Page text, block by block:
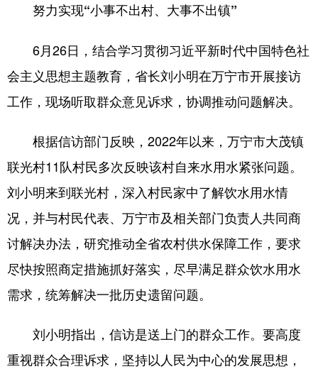
努力实现“小事不出村、大事不出镇”
6月26日，结合学习贯彻习近平新时代中国特色社
会主义思想主题教育，省长刘小明在万宁市开展接访
工作，现场听取群众意见诉求，协调推动问题解决。
根据信访部门反映，2022年以来，万宁市大茂镇
联光村11队村民多次反映该村自来水用水紧张问题。
刘小明来到联光村，深入村民家中了解饮水用水情
况，并与村民代表、万宁市及相关部门负责人共同商
讨解决办法，研究推动全省农村供水保障工作，要求
尽快按照商定措施抓好落实，尽早满足群众饮水用水
需求，统筹解决一批历史遗留问题。
刘小明指出，信访是送上门的群众工作。要高度
重视群众合理诉求，坚持以人民为中心的发展思想，